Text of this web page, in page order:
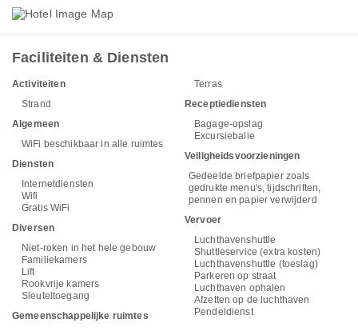
Faciliteiten & Diensten
Activiteiten
Strand
Algemeen
WiFi beschikbaar in alle ruimtes
Diensten
Internetdiensten
Wifi
Gratis WiFi
Diversen
Niet-roken in het hele gebouw
Familiekamers
Lift
Rookvrije kamers
Sleuteltoegang
Gemeenschappelijke ruimtes
Terras
Receptiediensten
Bagage-opslag
Excursiebalie
Veiligheidsvoorzieningen
Gedeelde briefpapier zoals
gedrukte menu's, tijdschriften,
pennen en papier verwijderd
Vervoer
Luchthavenshuttle
Shuttleservice (extra kosten)
Luchthavenshuttle (toeslag)
Parkeren op straat
Luchthaven ophalen
Afzetten op de luchthaven
Pendeldienst